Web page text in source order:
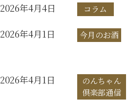
2026年4月4日
コラム
2026年4月1日 今月のお酒
2026年4月1日
のんちゃん
倶楽部通信